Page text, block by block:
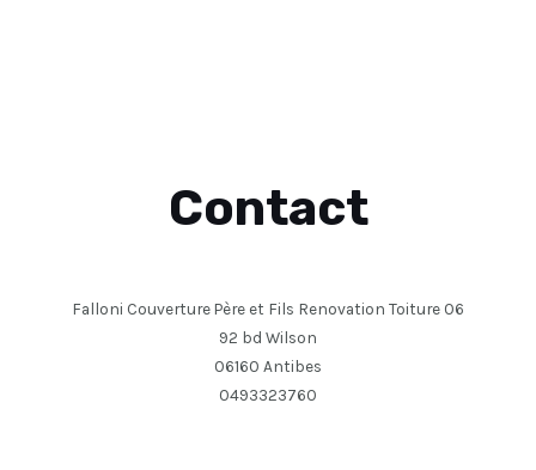
Contact
Falloni Couverture Père et Fils Renovation Toiture 06
92 bd Wilson
06160 Antibes
0493323760